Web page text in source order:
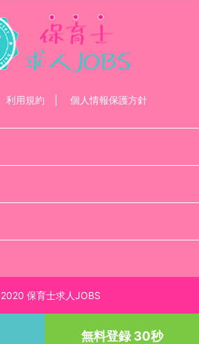
利用規約 個人情報保護方針
保育士求人JOBS
無料登録 30秒